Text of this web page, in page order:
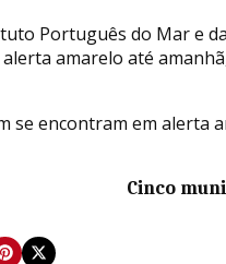
Português do Mar e
amarelo até
se encontram em alerta
Cinco